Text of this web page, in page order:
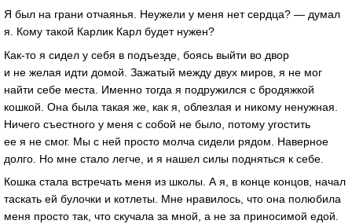
Я был на грани отчаянья. Неужели у меня нет сердца? — думал
я. Кому такой Карлик Карл будет нужен?
Как-то я сидел у себя в подъезде, боясь выйти во двор
и не желая идти домой. Зажатый между двух миров, я не мог
найти себе места. Именно тогда я подружился с бродяжкой
кошкой. Она была такая же, как я, облезлая и никому ненужная.
Ничего съестного у меня с собой не было, потому угостить
ее я не смог. Мы с ней просто молча сидели рядом. Наверное
долго. Но мне стало легче, и я нашел силы подняться к себе.
Кошка стала встречать меня из школы. А я, в конце концов, начал
таскать ей булочки и котлеты. Мне нравилось, что она полюбила
меня просто так, что скучала за мной, а не за приносимой едой.